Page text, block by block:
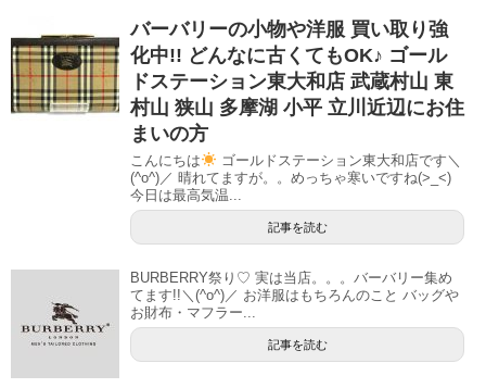
バーバリーの小物や洋服 買い取り強
化中!! どんなに古くてもOK♪ ゴール
ドステーション東大和店 武蔵村山 東
村山 狭山 多摩湖 小平 立川近辺にお住
まいの方
こんにちは
ゴールドステーション東大和店です＼
(^o^)／ 晴れてますが。。めっちゃ寒いですね(>_<)
今日は最高気温...
記事を読む
BURBERRY祭り♡ 実は当店。。。バーバリー集め
てます!!＼(^o^)／ お洋服はもちろんのこと バッグや
お財布・マフラー...
記事を読む